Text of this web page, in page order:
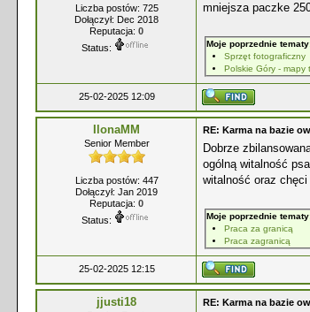
Liczba postów: 725
Dołączył: Dec 2018
Reputacja: 0
Status:
mniejsza paczke
Moje poprzednie
Sprzęt fotograficzny
Polskie Góry - mapy
25-02-2025 12:09
IlonaMM
Senior Member
Liczba postów: 447
Dołączył: Jan 2019
Reputacja: 0
Status:
RE: Karma na bazie
Dobrze
ogólną witalność
witalność oraz chęci
Moje poprzednie
Praca za granicą
Praca zagranicą
25-02-2025 12:15
jjusti18 RE: Karma na bazie